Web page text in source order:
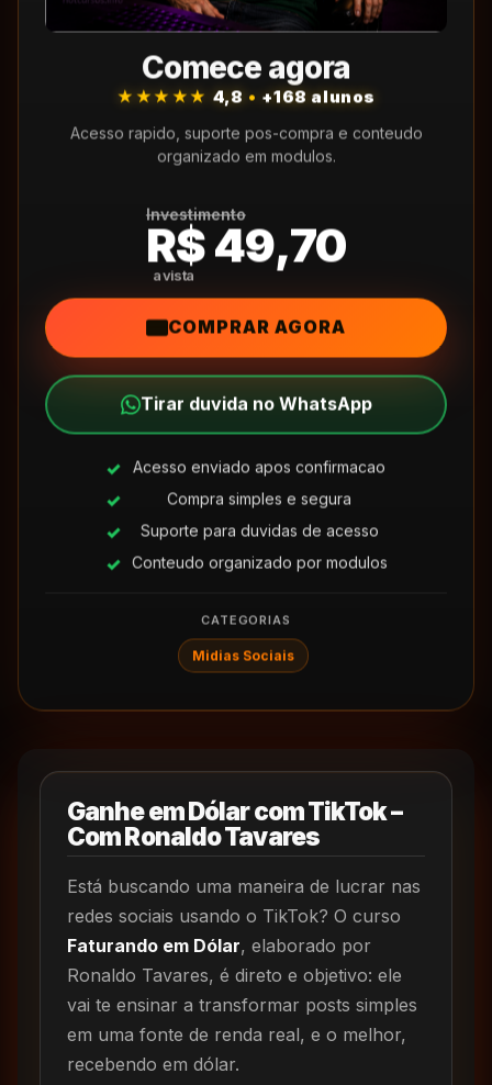
Ganhe em Dólar com TikTok –
Com Ronaldo Tavares
Está buscando uma maneira de lucrar nas
redes sociais usando o TikTok? O curso
Faturando em Dólar, elaborado por
Ronaldo Tavares, é direto e objetivo: ele
vai te ensinar a transformar posts simples
em uma fonte de renda real, e o melhor,
recebendo em dólar.
Comece agora
★★★★★ 4,8 • +168 alunos
Acesso rapido, suporte pos-compra e conteudo
organizado em modulos.
Investimento
R$ 49,70
COMPRAR AGORA
Tirar duvida no WhatsApp
Acesso enviado apos confirmacao
Compra simples e segura
Suporte para duvidas de acesso
Conteudo organizado por modulos
CATEGORIAS
Midias Sociais